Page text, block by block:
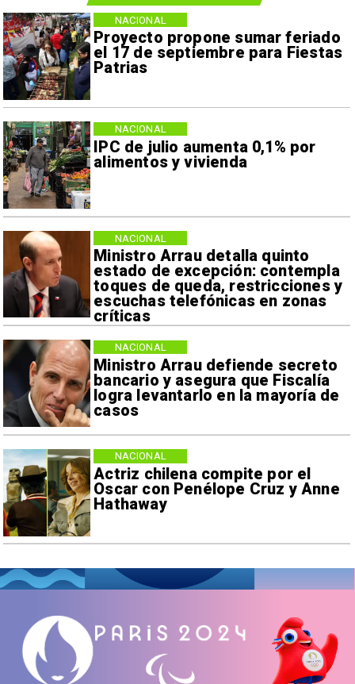
Proyecto propone sumar feriado
el 17 de septiembre para Fiestas
Patrias
NACIONAL
IPC de julio aumenta 0,1% por
alimentos y vivienda
NACIONAL
Ministro Arrau detalla quinto
estado de excepción: contempla
toques de queda, restricciones y
escuchas telefónicas en zonas
críticas
NACIONAL
Ministro Arrau defiende secreto
bancario y asegura que Fiscalía
logra levantarlo en la mayoría de
casos
NACIONAL
Actriz chilena compite por el
Oscar con Penélope Cruz y Anne
Hathaway
NACIONAL